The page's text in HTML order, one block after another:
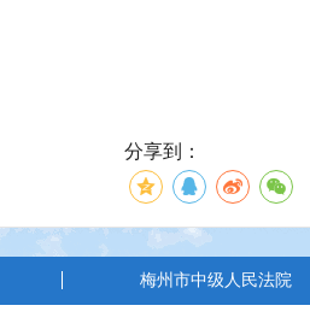
分享到：
梅州市中级人民法院